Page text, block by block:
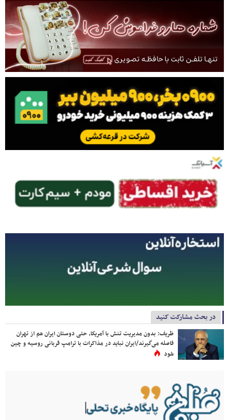
در بحث مشارکت کنید
ظریف: بدون مدیریت تنش با آمریکا، حتی دوستان ایران هم از تهران
فاصله می‌گیرند/ایران نباید در مذاکرات با ترامپ قربانی روسیه و چین
شود